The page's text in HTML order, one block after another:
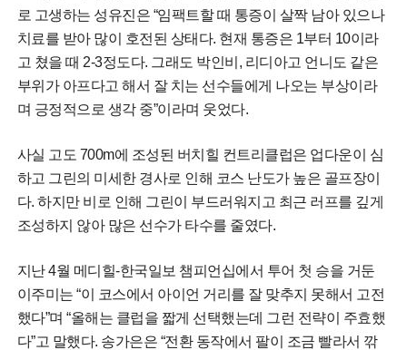
로 고생하는 성유진은 “임팩트할 때 통증이 살짝 남아 있으나
치료를 받아 많이 호전된 상태다. 현재 통증은 1부터 10이라
고 쳤을 때 2-3정도다. 그래도 박인비, 리디아고 언니도 같은
부위가 아프다고 해서 잘 치는 선수들에게 나오는 부상이라
며 긍정적으로 생각 중”이라며 웃었다.
사실 고도 700m에 조성된 버치힐 컨트리클럽은 업다운이 심
하고 그린의 미세한 경사로 인해 코스 난도가 높은 골프장이
다. 하지만 비로 인해 그린이 부드러워지고 최근 러프를 깊게
조성하지 않아 많은 선수가 타수를 줄였다.
지난 4월 메디힐-한국일보 챔피언십에서 투어 첫 승을 거둔
이주미는 “이 코스에서 아이언 거리를 잘 맞추지 못해서 고전
했다”며 “올해는 클럽을 짧게 선택했는데 그런 전략이 주효했
다”고 말했다. 송가은은 “전환 동작에서 팔이 조금 빨라서 깎